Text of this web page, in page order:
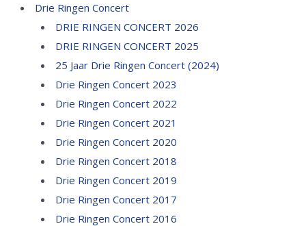
Drie Ringen Concert
DRIE RINGEN CONCERT 2026
DRIE RINGEN CONCERT 2025
25 Jaar Drie Ringen Concert (2024)
Drie Ringen Concert 2023
Drie Ringen Concert 2022
Drie Ringen Concert 2021
Drie Ringen Concert 2020
Drie Ringen Concert 2018
Drie Ringen Concert 2019
Drie Ringen Concert 2017
Drie Ringen Concert 2016